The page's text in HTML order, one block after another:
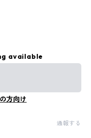
available
方向け
通報する